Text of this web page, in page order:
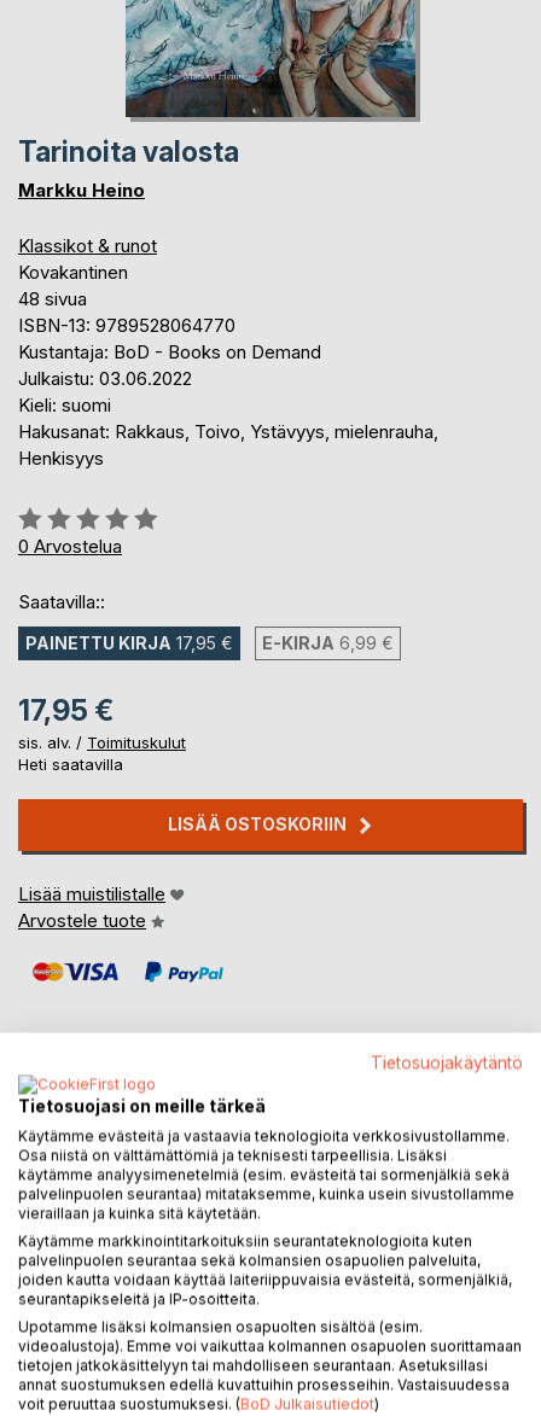
Tarinoita valosta
Markku Heino
Klassikot & runot
Kovakantinen
48 sivua
ISBN-13: 9789528064770
Kustantaja: BoD - Books on Demand
Julkaistu: 03.06.2022
Kieli: suomi
Hakusanat: Rakkaus, Toivo, Ystävyys, mielenrauha,
Henkisyys
Arvostelu::
0%
0 Arvostelua
Saatavilla::
PAINETTU KIRJA 17,95 € E-KIRJA 6,99 €
17,95 €
sis. alv. / Toimituskulut
Heti saatavilla
LISÄÄ OSTOSKORIIN
Lisää muistilistalle
Arvostele tuote
KUVAUS
Tarinoita valosta on proosarunollinen tarinakokoelma haave-
ja unenomaisia tuokiokuvia.Valo juoksee sielun kerroksissa
ja sydämen pinalla, saa aikaa läikkeitä, jotka läpäisevät ja
ajan ja pyörittävät elämän kiertokulkua.
Tekstien lauseet soivat ja huokuvat kauneutta. Hauraus ja
voima kietoutuvat toisiinsa värikylläisinä, joskus pehmeästi,
toisinaan rouheasti.
Nämä tarinat ovat parhauden oodeja kaunosieluille.
Tietosuojakäytäntö
Tietosuojasi on meille tärkeä
Käytämme evästeitä ja vastaavia teknologioita verkkosivustollamme.
Osa niistä on välttämättömiä ja teknisesti tarpeellisia. Lisäksi
käytämme analyysimenetelmiä (esim. evästeitä tai sormenjälkiä sekä
palvelinpuolen seurantaa) mitataksemme, kuinka usein sivustollamme
vieraillaan ja kuinka sitä käytetään.
Käytämme markkinointitarkoituksiin seurantateknologioita kuten
palvelinpuolen seurantaa sekä kolmansien osapuolien palveluita,
joiden kautta voidaan käyttää laiteriippuvaisia evästeitä, sormenjälkiä,
seurantapikseleitä ja IP-osoitteita.
Upotamme lisäksi kolmansien osapuolten sisältöä (esim.
videoalustoja). Emme voi vaikuttaa kolmannen osapuolen suorittamaan
tietojen jatkokäsittelyyn tai mahdolliseen seurantaan. Asetuksillasi
annat suostumuksen edellä kuvattuihin prosesseihin. Vastaisuudessa
voit peruuttaa suostumuksesi. (BoD Julkaisutiedot)